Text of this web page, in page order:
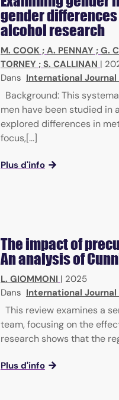
gender
alcohol research
M. COOK; A. PENNAY ; G.
TORNEY ; S. CALLINAN |
Dans International Journal
Background: This
men have been studied in
explored differences in
focus,[...]
Plus d'info
The impact of
An analysis of
L. GIOMMONI | 2025
Dans International Journal
This review examines a
team, focusing on the
research shows that the
Plus d'info